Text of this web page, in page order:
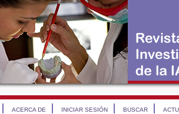
ACERCA DE INICIAR SESIÓN BUSCAR